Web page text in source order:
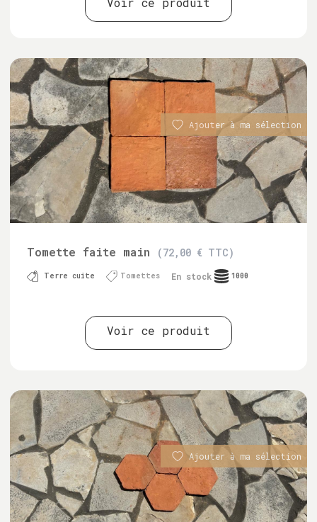
Ajouter à ma sélection
Tomette faite main (72,00 € TTC)
Terre cuite Tomettes En stock 1000
Voir ce produit
Ajouter à ma sélection